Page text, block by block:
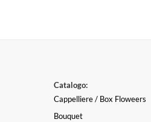
Catalogo:
Cappelliere / Box Floweers
Bouquet